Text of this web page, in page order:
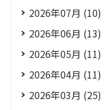
2026年07月 (10)
2026年06月 (13)
2026年05月 (11)
2026年04月 (11)
2026年03月 (25)